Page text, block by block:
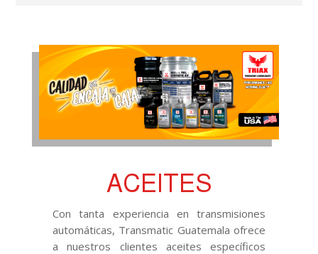
ACEITES
Con tanta experiencia en transmisiones
automáticas, Transmatic Guatemala ofrece
a nuestros clientes aceites específicos